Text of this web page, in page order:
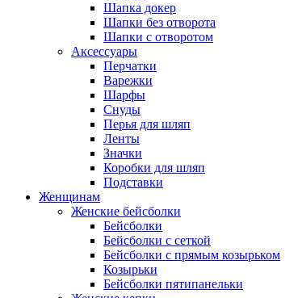
Шапка докер
Шапки без отворота
Шапки с отворотом
Аксессуары
Перчатки
Варежки
Шарфы
Снуды
Перья для шляп
Ленты
Значки
Коробки для шляп
Подставки
Женщинам
Женские бейсболки
Бейсболки
Бейсболки с сеткой
Бейсболки с прямым козырьком
Козырьки
Бейсболки пятипанельки